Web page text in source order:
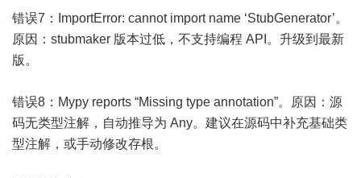
错误7：ImportError: cannot import name ‘StubGenerator’。
原因：stubmaker 版本过低，不支持编程 API。升级到最新
版。
错误8：Mypy reports “Missing type annotation”。原因：源
码无类型注解，自动推导为 Any。建议在源码中补充基础类
型注解，或手动修改存根。